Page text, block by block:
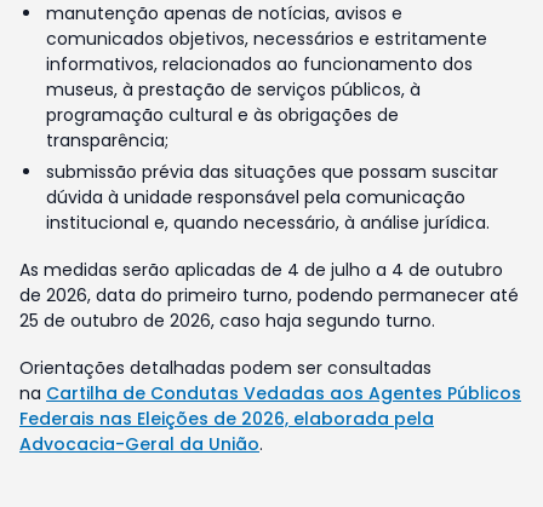
manutenção apenas de notícias, avisos e
comunicados objetivos, necessários e estritamente
informativos, relacionados ao funcionamento dos
museus, à prestação de serviços públicos, à
programação cultural e às obrigações de
transparência;
submissão prévia das situações que possam suscitar
dúvida à unidade responsável pela comunicação
institucional e, quando necessário, à análise jurídica.
As medidas serão aplicadas de 4 de julho a 4 de outubro
de 2026, data do primeiro turno, podendo permanecer até
25 de outubro de 2026, caso haja segundo turno.
Orientações detalhadas podem ser consultadas
na Cartilha de Condutas Vedadas aos Agentes Públicos
Federais nas Eleições de 2026, elaborada pela
Advocacia-Geral da União.